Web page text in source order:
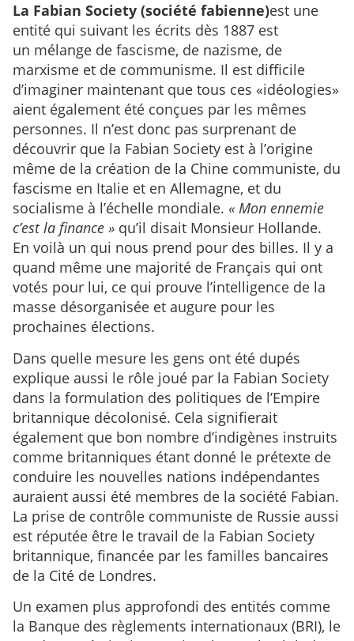
La Fabian Society (société fabienne)est une
entité qui suivant les écrits dès 1887 est
un mélange de fascisme, de nazisme, de
marxisme et de communisme. Il est difficile
d’imaginer maintenant que tous ces «idéologies»
aient également été conçues par les mêmes
personnes. Il n’est donc pas surprenant de
découvrir que la Fabian Society est à l’origine
même de la création de la Chine communiste, du
fascisme en Italie et en Allemagne, et du
socialisme à l’échelle mondiale. « Mon ennemie
c’est la finance » qu’il disait Monsieur Hollande.
En voilà un qui nous prend pour des billes. Il y a
quand même une majorité de Français qui ont
votés pour lui, ce qui prouve l’intelligence de la
masse désorganisée et augure pour les
prochaines élections.
Dans quelle mesure les gens ont été dupés
explique aussi le rôle joué par la Fabian Society
dans la formulation des politiques de l’Empire
britannique décolonisé. Cela signifierait
également que bon nombre d’indigènes instruits
comme britanniques étant donné le prétexte de
conduire les nouvelles nations indépendantes
auraient aussi été membres de la société Fabian.
La prise de contrôle communiste de Russie aussi
est réputée être le travail de la Fabian Society
britannique, financée par les familles bancaires
de la Cité de Londres.
Un examen plus approfondi des entités comme
la Banque des règlements internationaux (BRI), le